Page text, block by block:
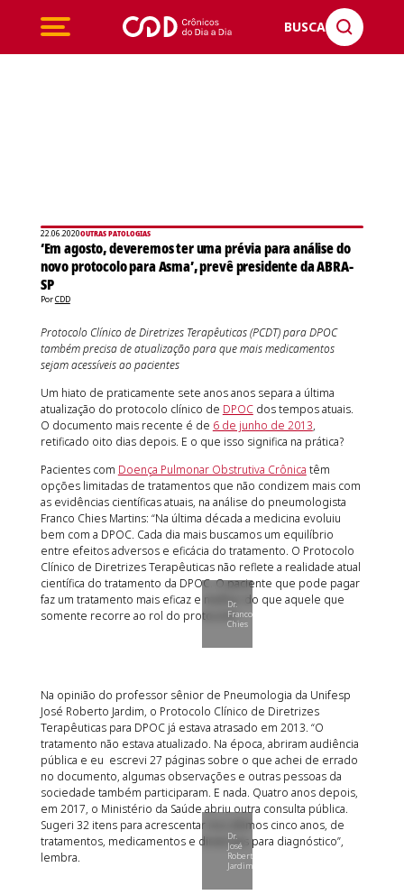
BUSCA
22.06.2020OUTRAS PATOLOGIAS
‘Em agosto, deveremos ter uma prévia para análise do
novo protocolo para Asma’, prevê presidente da ABRA-
SP
PorCDD
Protocolo Clínico de Diretrizes Terapêuticas (PCDT) para DPOC
também precisa de atualização para que mais medicamentos
sejam acessíveis ao pacientes
Um hiato de praticamente sete anos anos separa a última
atualização do protocolo clínico de DPOCdos tempos atuais.
O documento mais recente é de 6 de junho de 2013,
retificado oito dias depois. E o que isso significa na prática?
Pacientes com Doença Pulmonar Obstrutiva Crônica têm
opções limitadas de tratamentos que não condizem mais com
as evidências científicas atuais, na análise do pneumologista
Franco Chies Martins: “Na última década a medicina evoluiu
bem com a DPOC. Cada dia mais buscamos um equilíbrio
entre efeitos adversos e eficácia do tratamento. O Protocolo
Clínico de Diretrizes Terapêuticas não reflete a realidade atual
científica do tratamento da DPOC. O paciente que pode pagar
faz um tratamento mais eficaz e melhor do que aquele que
somente recorre ao rol do protocolo”.
Dr.
Franco
Chies
Na opinião do professor sênior de Pneumologia da Unifesp
José Roberto Jardim, o Protocolo Clínico de Diretrizes
Terapêuticas para DPOC já estava atrasado em 2013. “O
tratamento não estava atualizado. Na época, abriram audiência
pública e eu escrevi 27 páginas sobre o que achei de errado
no documento, algumas observações e outras pessoas da
sociedade também participaram. E nada. Quatro anos depois,
em 2017, o Ministério da Saúde abriu outra consulta pública.
Sugeri 32 itens para acrescentar nos últimos cinco anos, de
tratamentos, medicamentos e diretrizes para diagnóstico”,
lembra.
Dr.
José
Roberto
Jardim